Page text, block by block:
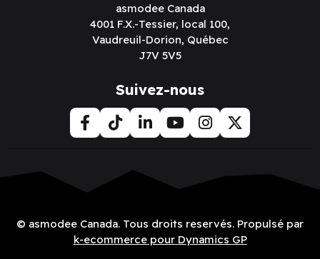
asmodee Canada
4001 F.X.-Tessier, local 100,
Vaudreuil-Dorion, Québec
J7V 5V5
Suivez-nous
© asmodee Canada. Tous droits reservés. Propulsé par
k-ecommerce pour Dynamics GP